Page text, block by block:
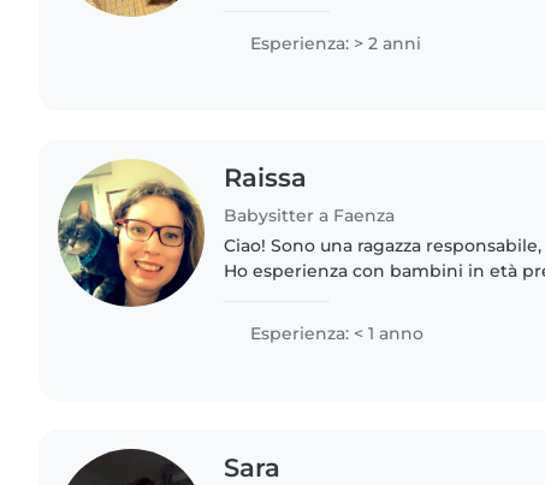
2-12 anni in..
Esperienza: > 2 anni
Raissa
Babysitter a Faenza
Ciao! Sono una ragazza
Ho esperienza con bambini in età
Esperienza: < 1 anno
Sara